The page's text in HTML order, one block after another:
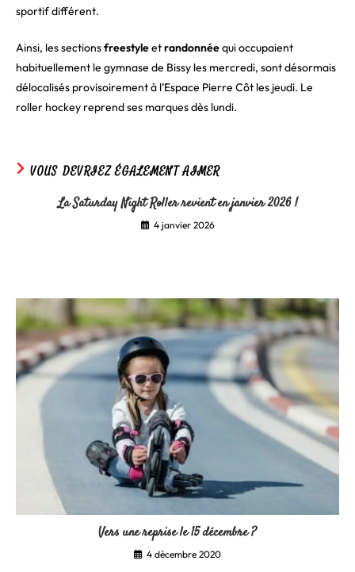
sportif différent.
Ainsi, les sectionsfreestyleetrandonnéequi occupaient
habituellement le gymnase de Bissy les mercredi, sont désormais
délocalisés provisoirement à l’Espace Pierre Côt les jeudi. Le
roller hockey reprend ses marques dès lundi.
VOUS DEVRIEZ ÉGALEMENT AIMER
La Saturday Night Roller revient en janvier 2026 !
4 janvier 2026
Vers une reprise le 15 décembre ?
4 décembre 2020